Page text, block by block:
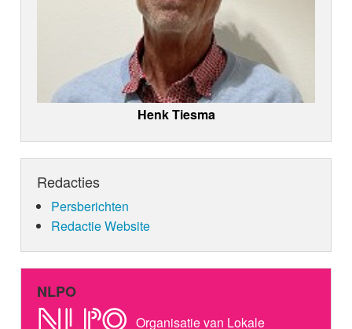
Henk Tiesma
Redacties
Persberichten
Redactie Website
NLPO
Organisatie van Lokale